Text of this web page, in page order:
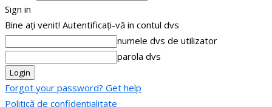
Sign in
Bine ați venit! Autentificați-vă in contul dvs
numele dvs de utilizator
parola dvs
Forgot your password? Get help
Politică de confidențialitate